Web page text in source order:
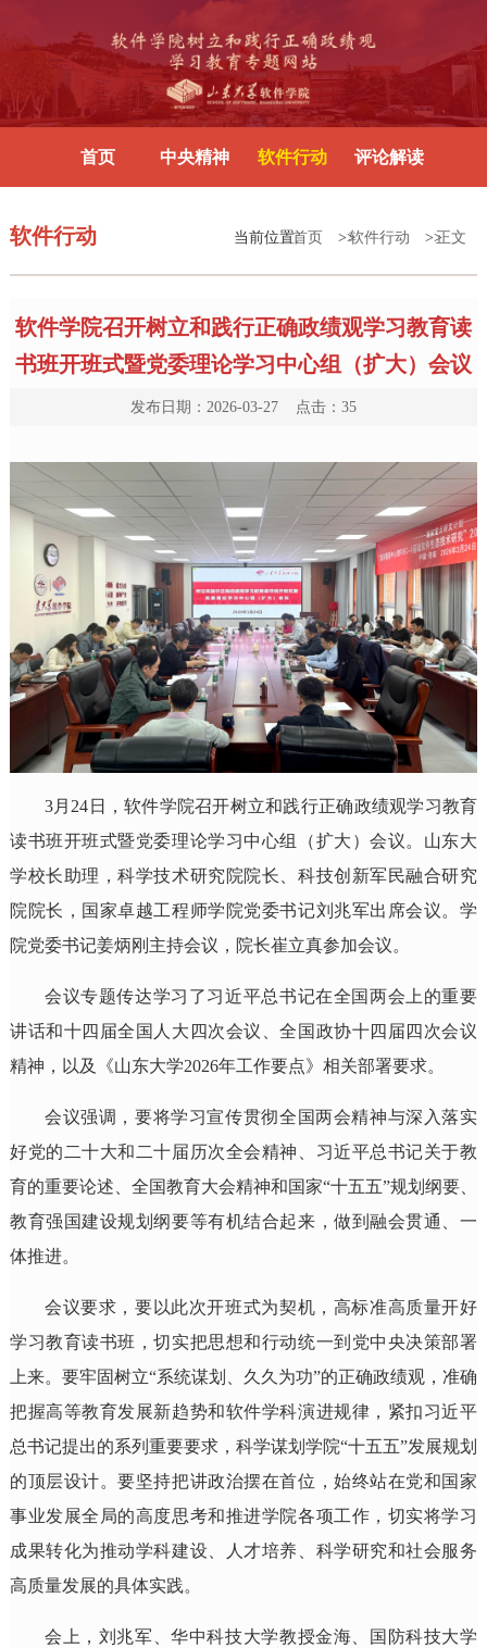
首页 中央精神 软件行动 评论解读
软件行动 当前位置:首页 >>软件行动 >>正文
软件学院召开树立和践行正确政绩观学习教育读
书班开班式暨党委理论学习中心组（扩大）会议
发布日期：2026-03-27 点击： 35
3月24日，软件学院召开树立和践行正确政绩观学习教育
读书班开班式暨党委理论学习中心组（扩大）会议。山东大
学校长助理，科学技术研究院院长、科技创新军民融合研究
院院长，国家卓越工程师学院党委书记刘兆军出席会议。学
院党委书记姜炳刚主持会议，院长崔立真参加会议。
会议专题传达学习了习近平总书记在全国两会上的重要
讲话和十四届全国人大四次会议、全国政协十四届四次会议
精神，以及《山东大学2026年工作要点》相关部署要求。
会议强调，要将学习宣传贯彻全国两会精神与深入落实
好党的二十大和二十届历次全会精神、习近平总书记关于教
育的重要论述、全国教育大会精神和国家“十五五”规划纲要、
教育强国建设规划纲要等有机结合起来，做到融会贯通、一
体推进。
会议要求，要以此次开班式为契机，高标准高质量开好
学习教育读书班，切实把思想和行动统一到党中央决策部署
上来。要牢固树立“系统谋划、久久为功”的正确政绩观，准确
把握高等教育发展新趋势和软件学科演进规律，紧扣习近平
总书记提出的系列重要要求，科学谋划学院“十五五”发展规划
的顶层设计。要坚持把讲政治摆在首位，始终站在党和国家
事业发展全局的高度思考和推进学院各项工作，切实将学习
成果转化为推动学科建设、人才培养、科学研究和社会服务
高质量发展的具体实践。
会上，刘兆军、华中科技大学教授金海、国防科技大学